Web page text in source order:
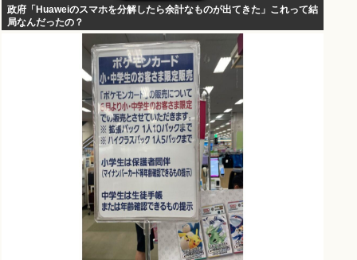
政府「Huaweiのスマホを分解したら余計なものが出てきた」これって結
局なんだったの？